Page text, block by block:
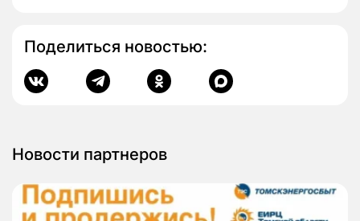
Поделиться новостью:
Новости партнеров